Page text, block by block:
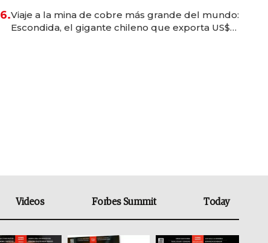
6.Viaje a la mina de cobre más grande del mundo:
Escondida, el gigante chileno que exporta US$
Videos Forbes Summit Today